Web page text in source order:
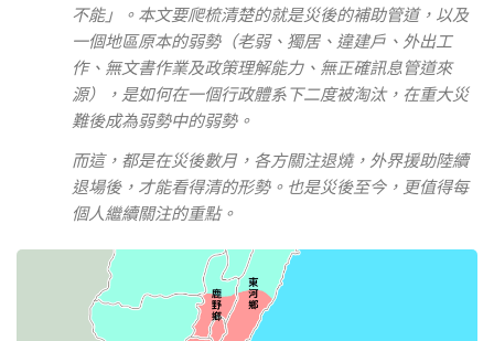
不能」。本文要爬梳清楚的就是災後的補助管道，以及
一個地區原本的弱勢（老弱、獨居、違建戶、外出工
作、無文書作業及政策理解能力、無正確訊息管道來
源），是如何在一個行政體系下二度被淘汰，在重大災
難後成為弱勢中的弱勢。
而這，都是在災後數月，各方關注退燒，外界援助陸續
退場後，才能看得清的形勢。也是災後至今，更值得每
個人繼續關注的重點。